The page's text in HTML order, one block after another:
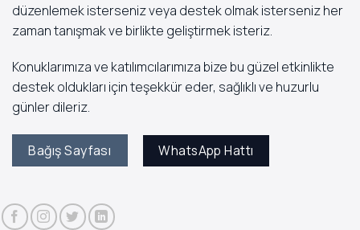
düzenlemek isterseniz veya destek olmak isterseniz her
zaman tanışmak ve birlikte geliştirmek isteriz.
Konuklarımıza ve katılımcılarımıza bize bu güzel etkinlikte
destek oldukları için teşekkür eder, sağlıklı ve huzurlu
günler dileriz.
Bağış Sayfası WhatsApp Hattı